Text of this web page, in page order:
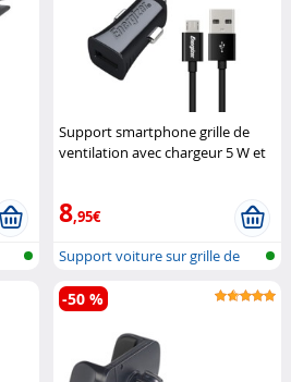
Support smartphone grille de
ventilation avec chargeur 5 W et
8,95€
Support voiture sur grille de
venti...
-50 %